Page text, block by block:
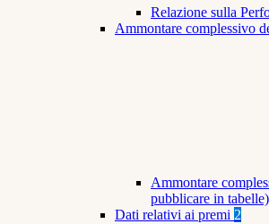
Relazione sulla
Ammontare complessivo
Ammontare
pubblicare in tabelle)
Dati relativi ai premi 2